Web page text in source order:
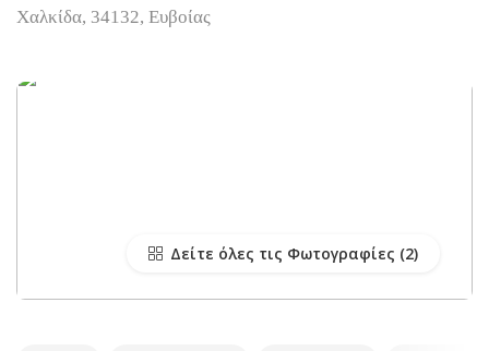
Αναζήτηση
Χαλκίδα, 34132, Ευβοίας
Δείτε όλες τις Φωτογραφίες